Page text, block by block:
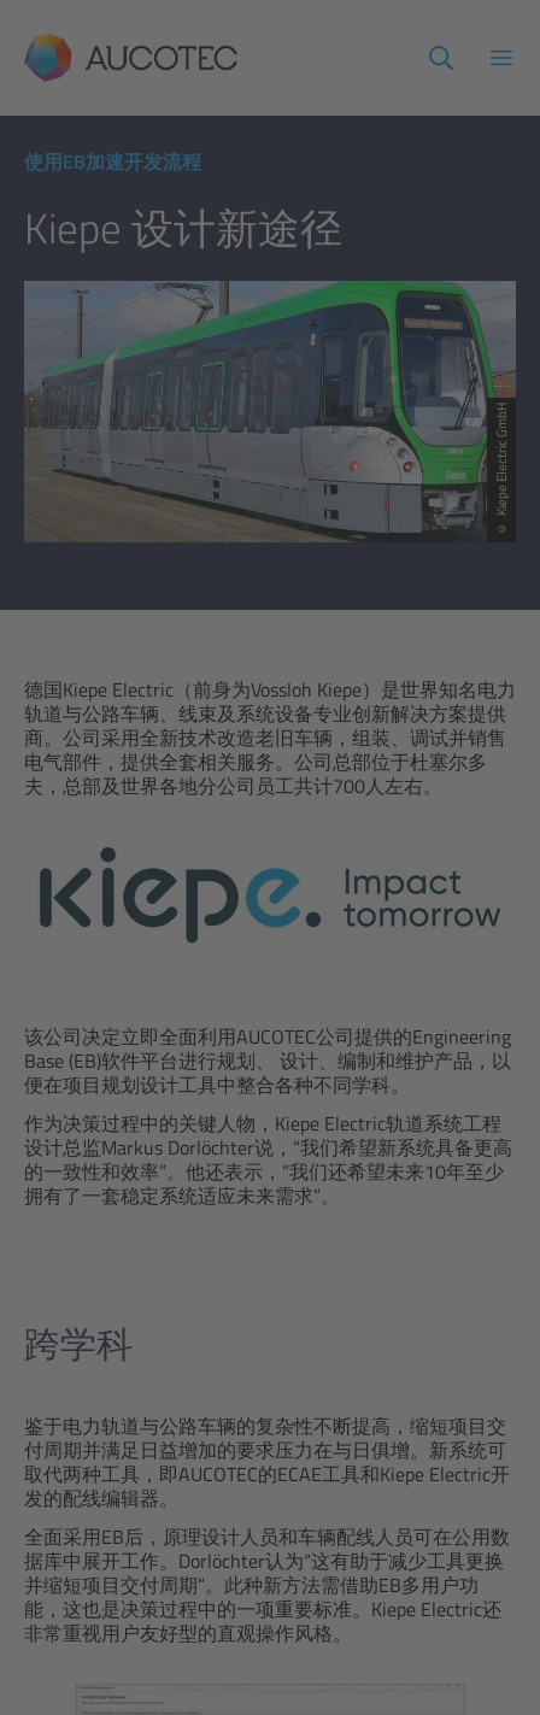
AUCOTEC
打
使用EB加速开发流程
Kiepe 设计新途径
© Kiepe Electric GmbH
德国Kiepe Electric（前身为Vossloh Kiepe）是世界知名电力
轨道与公路车辆、线束及系统设备专业创新解决方案提供
商。公司采用全新技术改造老旧车辆，组装、调试并销售
电气部件，提供全套相关服务。公司总部位于杜塞尔多
夫，总部及世界各地分公司员工共计700人左右。
该公司决定立即全面利用AUCOTEC公司提供的Engineering
Base (EB)软件平台进行规划、 设计、编制和维护产品，以
便在项目规划设计工具中整合各种不同学科。
作为决策过程中的关键人物，Kiepe Electric轨道系统工程
设计总监Markus Dorlöchter说，“我们希望新系统具备更高
的一致性和效率”。他还表示，“我们还希望未来10年至少
拥有了一套稳定系统适应未来需求”。
跨学科
鉴于电力轨道与公路车辆的复杂性不断提高，缩短项目交
付周期并满足日益增加的要求压力在与日俱增。新系统可
取代两种工具，即AUCOTEC的ECAE工具和Kiepe Electric开
发的配线编辑器。
全面采用EB后，原理设计人员和车辆配线人员可在公用数
据库中展开工作。Dorlöchter认为“这有助于减少工具更换
并缩短项目交付周期”。此种新方法需借助EB多用户功
能，这也是决策过程中的一项重要标准。Kiepe Electric还
非常重视用户友好型的直观操作风格。